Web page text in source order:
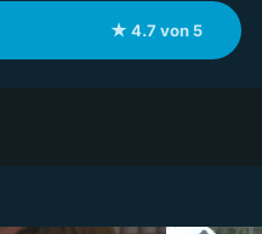
★ 4.7 von 5